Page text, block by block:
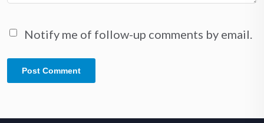
Notify me of follow-up comments by email.